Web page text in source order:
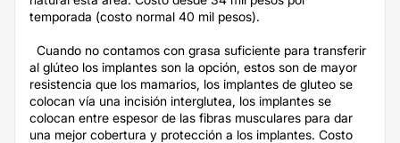
temporada (costo normal 40 mil pesos).
Cuando no contamos con grasa suficiente para transferir
al glúteo los implantes son la opción, estos son de mayor
resistencia que los mamarios, los implantes de gluteo se
colocan vía una incisión interglutea, los implantes se
colocan entre espesor de las fibras musculares para dar
una mejor cobertura y protección a los implantes. Costo